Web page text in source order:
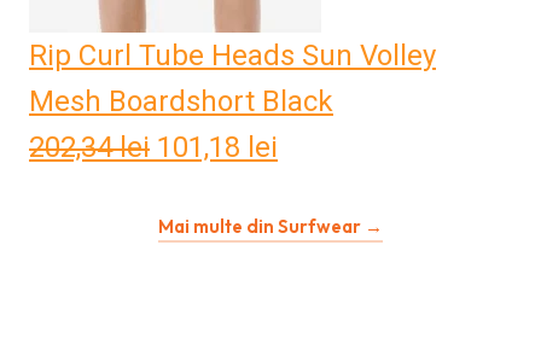
Rip Curl Tube Heads Sun Volley
Mesh Boardshort Black
202,34lei Prețul
a
101,18 lei
este:
Mai multe din Surfwear →